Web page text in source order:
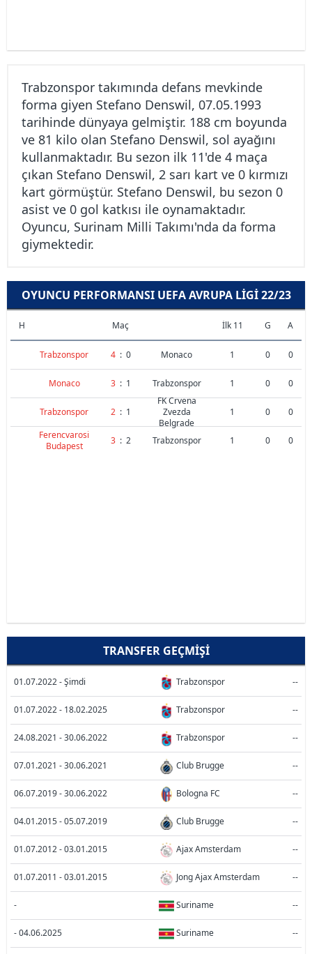
Trabzonspor takımında defans mevkinde
forma giyen Stefano Denswil, 07.05.1993
tarihinde dünyaya gelmiştir. 188 cm boyunda
ve 81 kilo olan Stefano Denswil, sol ayağını
kullanmaktadır. Bu sezon ilk 11'de 4 maça
çıkan Stefano Denswil, 2 sarı kart ve 0 kırmızı
kart görmüştür. Stefano Denswil, bu sezon 0
asist ve 0 gol katkısı ile oynamaktadır.
Oyuncu, Surinam Milli Takımı'nda da forma
giymektedir.
OYUNCU PERFORMANSI UEFA AVRUPA LIGI 22/23
H Maç İlk 11 G A
Trabzonspor 4 : 0 Monaco 1 0 0
Monaco 3 : 1 Trabzonspor 1 0 0
Trabzonspor 2 : 1
FK Crvena
Zvezda
Belgrade
1 0
0
Ferencvarosi
Budapest
3 : 2 Trabzonspor 1 0 0
TRANSFER GEÇMIŞI
01.07.2022 - Şimdi Trabzonspor --
01.07.2022 - 18.02.2025 Trabzonspor --
24.08.2021 - 30.06.2022 Trabzonspor --
07.01.2021 - 30.06.2021 Club Brugge --
06.07.2019 - 30.06.2022 Bologna FC --
04.01.2015 - 05.07.2019 Club Brugge --
01.07.2012 - 03.01.2015 Ajax Amsterdam --
01.07.2011 - 03.01.2015 Jong Ajax Amsterdam --
- Suriname --
- 04.06.2025 Suriname --